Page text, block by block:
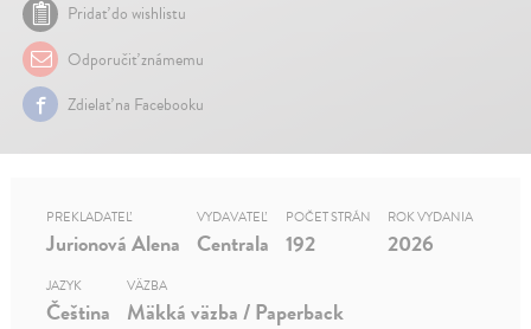
Pridať do wishlistu
Odporučiť známemu
Zdielať na Facebooku
PREKLADATEĽ
Jurionová Alena
VYDAVATEĽ
Centrala
POČET STRÁN
192
ROK VYDANIA
2026
JAZYK
Čeština
VÄZBA
Mäkká väzba / Paperback